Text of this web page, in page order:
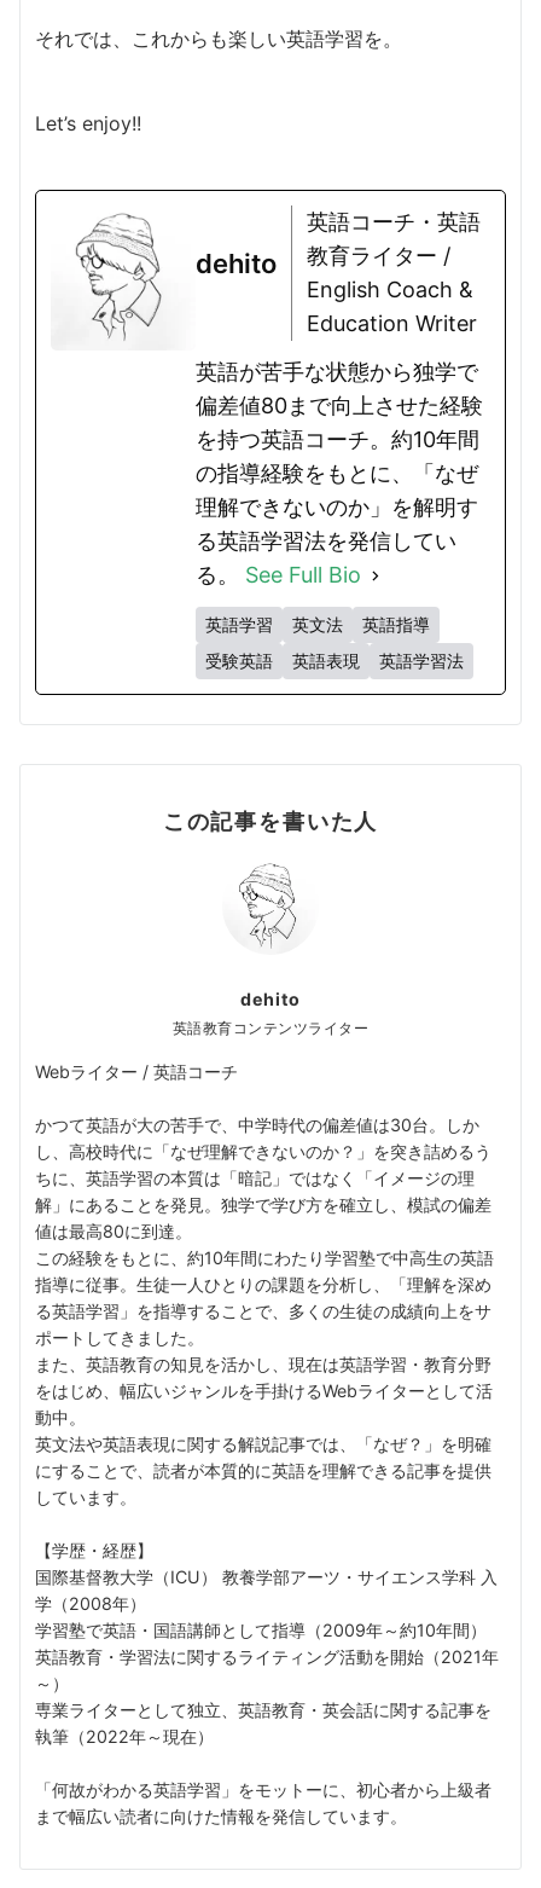
それでは、これからも楽しい英語学習を。
Let’s enjoy!!
dehito
英語コーチ・英語
教育ライター /
English Coach &
Education Writer
英語が苦手な状態から独学で
偏差値80まで向上させた経験
を持つ英語コーチ。約10年間
の指導経験をもとに、「なぜ
理解できないのか」を解明す
る英語学習法を発信してい
る。 See Full Bio
英語学習 英文法
英語指導
受験英語
英語表現 英語学習法
この記事を書いた人
dehito
英語教育コンテンツライター
Webライター / 英語コーチ
かつて英語が大の苦手で、中学時代の偏差値は30台。しか
し、高校時代に「なぜ理解できないのか？」を突き詰めるう
ちに、英語学習の本質は「暗記」ではなく「イメージの理
解」にあることを発見。独学で学び方を確立し、模試の偏差
値は最高80に到達。
この経験をもとに、約10年間にわたり学習塾で中高生の英語
指導に従事。生徒一人ひとりの課題を分析し、「理解を深め
る英語学習」を指導することで、多くの生徒の成績向上をサ
ポートしてきました。
また、英語教育の知見を活かし、現在は英語学習・教育分野
をはじめ、幅広いジャンルを手掛けるWebライターとして活
動中。
英文法や英語表現に関する解説記事では、「なぜ？」を明確
にすることで、読者が本質的に英語を理解できる記事を提供
しています。
【学歴・経歴】
国際基督教大学（ICU） 教養学部アーツ・サイエンス学科 入
学（2008年）
学習塾で英語・国語講師として指導（2009年～約10年間）
英語教育・学習法に関するライティング活動を開始（2021年
～）
専業ライターとして独立、英語教育・英会話に関する記事を
執筆（2022年～現在）
「何故がわかる英語学習」をモットーに、初心者から上級者
まで幅広い読者に向けた情報を発信しています。